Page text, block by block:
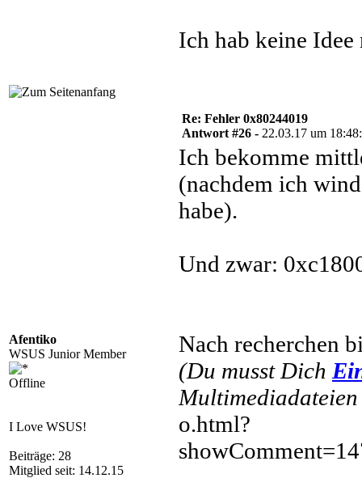
Ich hab keine Idee
Afentiko
WSUS Junior Member
Offline
I Love WSUS!
Beiträge: 28
Mitglied seit: 14.12.15
Re: Fehler 0x80244019
Antwort #26 - 22.03.17 um
Ich bekomme
(nachdem ich
habe).
Und zwar:
Nach recherchen
(Du musst Dich
o.html?